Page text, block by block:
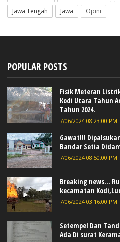
Jawa Tengah
Jawa Opini
POPULAR POSTS
Fisik Meteran
Kodi Utara Tahun
Tahun 2024.
7/06/2024 08:23:00 PM
Gawat!!!
Bandar Setia
7/06/2024 08:50:00 PM
Breaking news...
kecamatan
7/06/2024 03:16:00 PM
Setempel Dan
Ada Di surat